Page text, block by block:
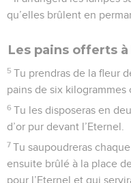
dernier jubilé, et donc du
16
Selon qu’il reste plus
certain nombre de
17
que vous révérez votre
mes lois et vous les
dans le pays en sécurité ;